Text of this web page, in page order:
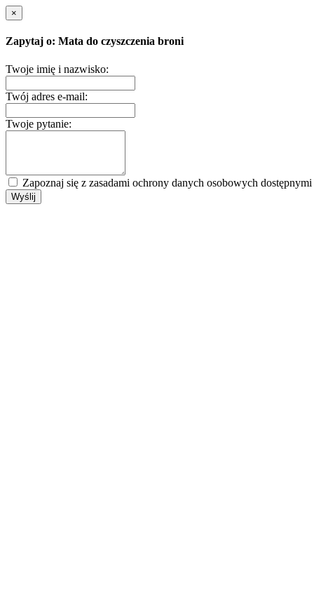
×
Zapytaj o: Mata do czyszczenia broni
Twoje imię i nazwisko:
Twój adres e-mail:
Twoje pytanie:
Zapoznaj się z zasadami ochrony danych osobowych
Wyślij